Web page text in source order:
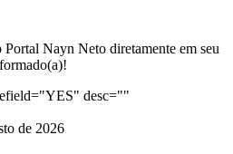
Nayn Neto diretamente em seu
desc=""
de 2026